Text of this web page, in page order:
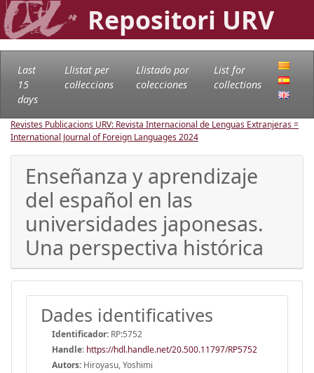
Repositori URV
Last
15
days
Llistat per
col·leccions
Llistado por
colecciones
List for
collections
Revistes Publicacions URV: Revista Internacional de Lenguas Extranjeras =
International Journal of Foreign Languages2024
Enseñanza y aprendizaje
del español en las
universidades japonesas.
Una perspectiva histórica
Dades identificatives
Identificador: RP:5752
Handle: https://hdl.handle.net/20.500.11797/RP5752
Autors: Hiroyasu, Yoshimi